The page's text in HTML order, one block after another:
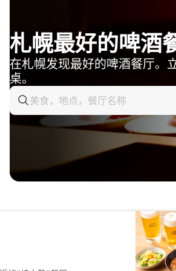
札幌最好的啤酒
在札幌发现最好的啤酒餐厅。
桌。